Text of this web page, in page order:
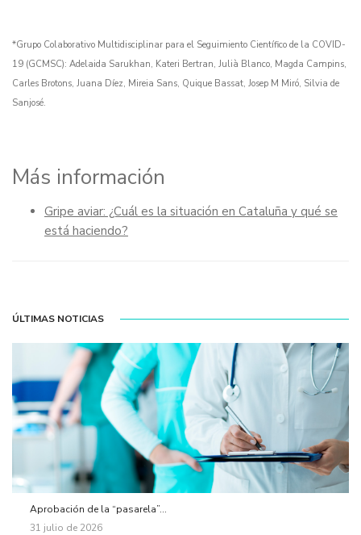
*Grupo Colaborativo Multidisciplinar para el Seguimiento Científico de la COVID-
19 (GCMSC): Adelaida Sarukhan, Kateri Bertran, Julià Blanco, Magda Campins,
Carles Brotons, Juana Díez, Mireia Sans, Quique Bassat, Josep M Miró, Silvia de
Sanjosé.
Más información
Gripe aviar: ¿Cuál es la situación en Cataluña y qué se
está haciendo?
ÚLTIMAS NOTICIAS
Aprobación de la “pasarela”...
31 julio de 2026